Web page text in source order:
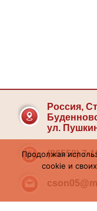
Россия,
ул.
(86559) 7-
Продолжая
cookie и